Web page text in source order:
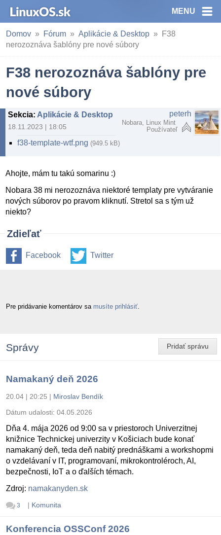
MENU
Domov Fórum Aplikácie & Desktop
F38
nerozoznáva šablóny pre nové súbory
F38 nerozoznáva šablóny pre
nové súbory
Sekcia: Aplikácie & Desktop
18.11.2023 | 18:05
peterh
Nobara, Linux Mint
Používateľ
f38-template-wtf.png (949.5 kB)
Ahojte, mám tu takú somarinu :)
Nobara 38 mi nerozoznáva niektoré templaty pre vytváranie
nových súborov po pravom kliknutí. Stretol sa s tým už
niekto?
Zdieľať
Facebook Twitter
Pre pridávanie komentárov sa musíte prihlásiť
Pridať správu
Správy
Namakaný deň 2026
20.04 | 20:25 | Miroslav Bendík
Dátum udalosti: 04.05.2026
Dňa 4. mája 2026 od 9:00 sa v priestoroch Univerzitnej
knižnice Technickej univerzity v Košiciach bude konať
namakaný deň, teda deň nabitý prednáškami a workshopmi
o vzdelávaní v IT, programovaní, mikrokontroléroch, AI,
bezpečnosti, IoT a o ďalších témach.
Zdroj: namakanyden.sk
3 | Komunita
Konferencia OSSConf 2026